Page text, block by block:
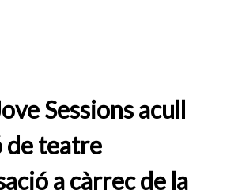
Sessions acull
de teatre
a càrrec de la